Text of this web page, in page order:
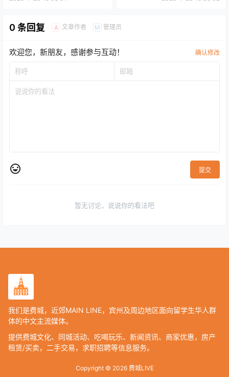
0 条回复 A 文章作者 M 管理员
欢迎您，新朋友，感谢参与互动！ 确认修改
提交
暂无讨论，说说你的看法吧
我们是费城，近郊MAIN LINE，宾州及周边地区面向留学生华人群
体的中文主流媒体。
提供费城文化、同城活动、吃喝玩乐、新闻资讯、商家优惠，房产
租赁/买卖，二手交易，求职招聘等信息服务。
Copyright © 2026费城LIVE